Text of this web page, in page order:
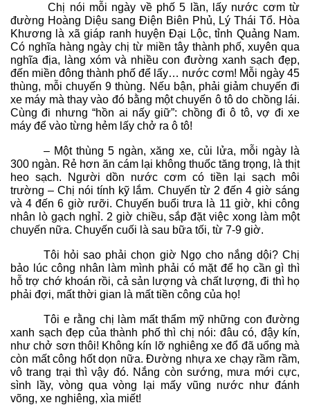
Chị nói mỗi ngày về phố 5 lần, lấy nước cơm từ
đường Hoàng Diệu sang Điện Biên Phủ, Lý Thái Tổ. Hòa
Khương là xã giáp ranh huyện Đại Lộc, tỉnh Quảng Nam.
Có nghĩa hàng ngày chị từ miền tây thành phố, xuyên qua
nghĩa địa, làng xóm và nhiều con đường xanh sạch đẹp,
đến miền đông thành phố để lấy… nước cơm! Mỗi ngày 45
thùng, mỗi chuyến 9 thùng. Nếu bận, phải giảm chuyến đi
xe máy mà thay vào đó bằng một chuyến ô tô do chồng lái.
Cùng đi nhưng “hồn ai nấy giữ”: chồng đi ô tô, vợ đi xe
máy để vào từng hẻm lấy chở ra ô tô!
– Một thùng 5 ngàn, xăng xe, củi lửa, mỗi ngày là
300 ngàn. Rẻ hơn ăn cám lại không thuốc tăng trọng, là thịt
heo sạch. Người dồn nước cơm có tiền lại sạch môi
trường – Chị nói tính kỹ lắm. Chuyến từ 2 đến 4 giờ sáng
và 4 đến 6 giờ rưỡi. Chuyến buổi trưa là 11 giờ, khi công
nhân lò gạch nghỉ. 2 giờ chiều, sắp đặt việc xong làm một
chuyến nữa. Chuyến cuối là sau bữa tối, từ 7-9 giờ.
Tôi hỏi sao phải chọn giờ Ngọ cho nắng dội? Chị
bảo lúc công nhân làm mình phải có mặt để họ cần gì thì
hỗ trợ chớ khoán rồi, cả sản lượng và chất lượng, đi thì họ
phải đợi, mất thời gian là mất tiền công của họ!
Tôi e rằng chị làm mất thẩm mỹ những con đường
xanh sạch đẹp của thành phố thì chị nói: đâu có, đậy kín,
như chở sơn thôi! Không kín lỡ nghiêng xe đổ đã uổng mà
còn mất công hốt dọn nữa. Đường nhựa xe chạy rầm rầm,
vô trang trại thì vậy đó. Nắng còn sướng, mưa mới cực,
sình lầy, vòng qua vòng lại mấy vũng nước như đánh
võng, xe nghiêng, xìa miết!